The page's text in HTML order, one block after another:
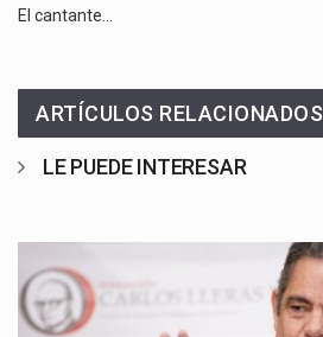
El cantante…
ARTÍCULOS RELACIONADOS
LE PUEDE INTERESAR